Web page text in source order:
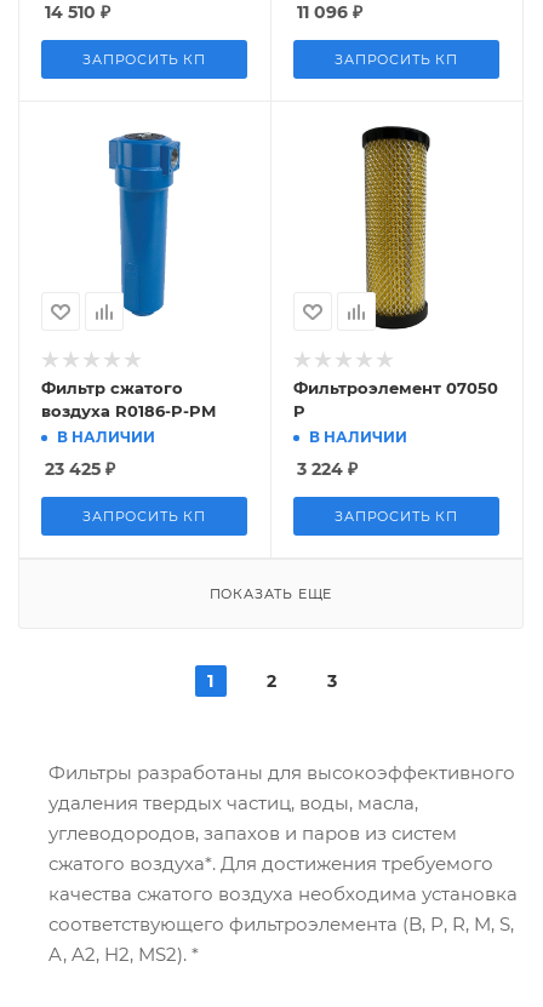
14 510 ₽
ЗАПРОСИТЬ КП
11 096 ₽
ЗАПРОСИТЬ КП
Фильтр сжатого
воздуха R0186-P-PM
В НАЛИЧИИ
23 425 ₽
ЗАПРОСИТЬ КП
Фильтроэлемент 07050
P
В НАЛИЧИИ
3 224 ₽
ЗАПРОСИТЬ КП
ПОКАЗАТЬ ЕЩЕ
1 2 3
Фильтры разработаны для высокоэффективного
удаления твердых частиц, воды, масла,
углеводородов, запахов и паров из систем
сжатого воздуха*. Для достижения требуемого
качества сжатого воздуха необходима установка
соответствующего фильтроэлемента (B, P, R, M, S,
A, A2, H2, MS2). *